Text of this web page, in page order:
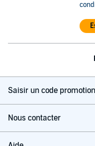
Saisir un code
Nous contacter